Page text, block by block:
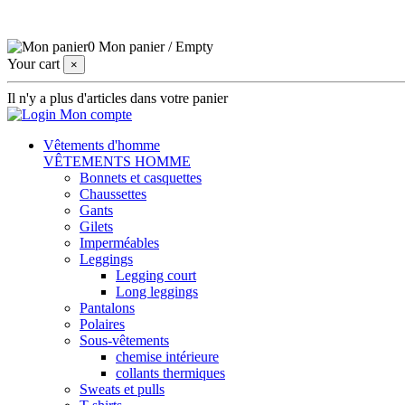
0 Mon panier /Empty
Your cart
×
Il n'y a plus d'articles dans votre panier
Mon compte
Vêtements d'homme
VÊTEMENTS HOMME
Bonnets et casquettes
Chaussettes
Gants
Gilets
Imperméables
Leggings
Legging court
Long leggings
Pantalons
Polaires
Sous-vêtements
chemise intérieure
collants thermiques
Sweats et pulls